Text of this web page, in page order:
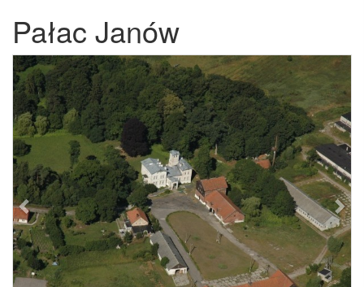
Pałac Janów
Poprzednie